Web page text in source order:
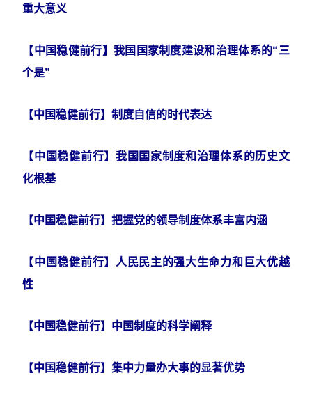
重大意义
【中国稳健前行】我国国家制度建设和治理体系的“三
个是”
【中国稳健前行】制度自信的时代表达
【中国稳健前行】我国国家制度和治理体系的历史文
化根基
【中国稳健前行】把握党的领导制度体系丰富内涵
【中国稳健前行】人民民主的强大生命力和巨大优越
性
【中国稳健前行】中国制度的科学阐释
【中国稳健前行】集中力量办大事的显著优势